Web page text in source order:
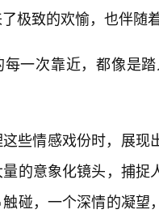
极致的欢愉，也伴随
每一次靠近，都像是
些情感戏份时，展
的意象化镜头，捕
碰，一个深情的凝